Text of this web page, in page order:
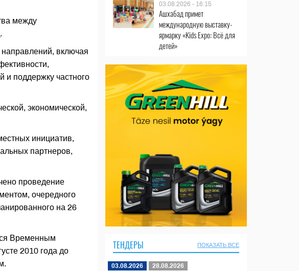
между
направлений, включая
и поддержку частного
экономической,
инициатив,
партнеров,
проведение
очередного
на 26
Временным
2010 года до
03.08.2026 - 16:15
Ашхабад примет
международную выставку-
ярмарку «Kids Expo: Всё для
детей»
ТЕНДЕРЫ ПОКАЗАТЬ ВСЕ
03.08.2026 28.08.2026